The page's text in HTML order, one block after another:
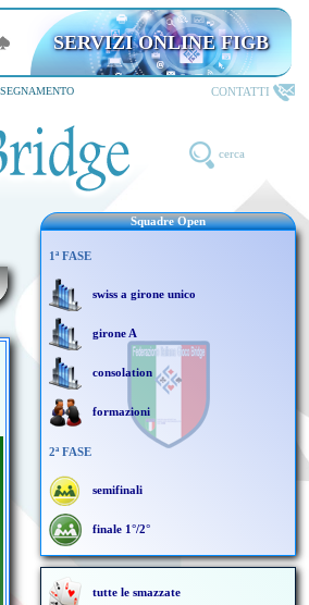
SERVIZI ONLINE FIGB
CONTATTI
cerca
Squadre Open
1ª FASE
swiss a girone unico
girone A
consolation
formazioni
2ª FASE
semifinali
finale 1°/2°
tutte le smazzate